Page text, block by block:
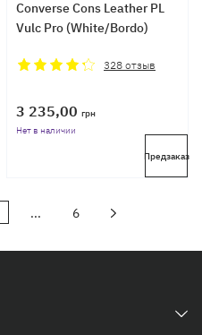
Converse Cons Leather PL
Vulc Pro (White/Bordo)
328отзыв
3 235,00 грн
Нет в наличии
Предзаказ
... 6